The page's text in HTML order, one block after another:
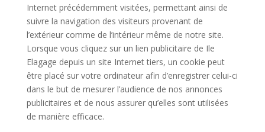
Internet précédemment visitées, permettant ainsi de
suivre la navigation des visiteurs provenant de
l’extérieur comme de l’intérieur même de notre site.
Lorsque vous cliquez sur un lien publicitaire de Ile
Elagage depuis un site Internet tiers, un cookie peut
être placé sur votre ordinateur afin d’enregistrer celui-ci
dans le but de mesurer l’audience de nos annonces
publicitaires et de nous assurer qu’elles sont utilisées
de manière efficace.